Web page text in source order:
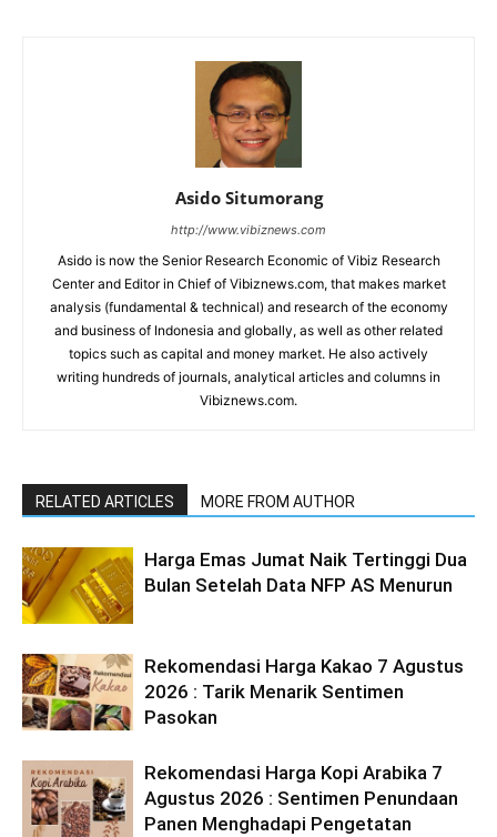
Asido Situmorang
http://www.vibiznews.com
Asido is now the Senior Research Economic of Vibiz Research
Center and Editor in Chief of Vibiznews.com, that makes market
analysis (fundamental & technical) and research of the economy
and business of Indonesia and globally, as well as other related
topics such as capital and money market. He also actively
writing hundreds of journals, analytical articles and columns in
Vibiznews.com.
RELATED ARTICLES MORE FROM AUTHOR
Harga Emas Jumat Naik Tertinggi Dua
Bulan Setelah Data NFP AS Menurun
Rekomendasi Harga Kakao 7 Agustus
2026 : Tarik Menarik Sentimen
Pasokan
Rekomendasi Harga Kopi Arabika 7
Agustus 2026 : Sentimen Penundaan
Panen Menghadapi Pengetatan